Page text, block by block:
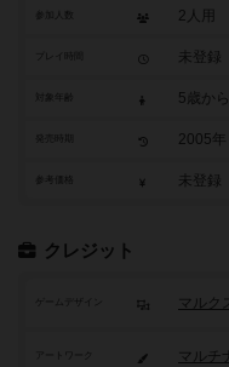
参加人数 2人用
未登録
5歳から
2005年
参考価格 未登録
クレジット
ゲームデザイン マル
アートワーク マル